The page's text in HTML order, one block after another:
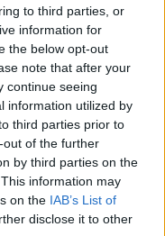
to third parties, or
information for
the below opt-out
note that after your
continue seeing
information utilized by
third parties prior to
of the further
by third parties on the
information may
on the IAB’s List of
disclose it to other